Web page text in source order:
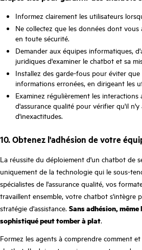
Informez clairement les utilisateurs
Ne collectez que les données dont
en toute sécurité.
Demander aux équipes informatiques,
juridiques d'examiner le chatbot et sa
Installez des garde-fous pour éviter
informations erronées, en dirigeant les
Examinez régulièrement les interactions
d'assurance qualité pour vérifier qu'il n'y
d'inexactitudes.
10. Obtenez l'adhésion de votre
La réussite du déploiement d'un chatbot de
uniquement de la technologie qui le sous-
spécialistes de l'assurance qualité, vos
travaillent ensemble, votre chatbot s'intègre
stratégie d'assistance. Sans adhésion,
sophistiqué peut tomber à plat.
Formez les agents à comprendre comment